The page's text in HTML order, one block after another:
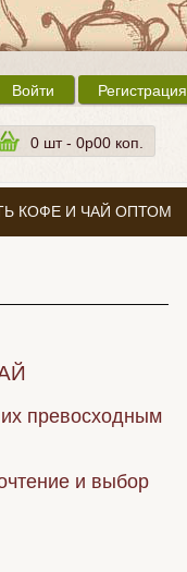
Войти Регистрация
0 шт - 0p00 коп.
КОФЕ И ЧАЙ ОПТОМ
превосходным
и выбор